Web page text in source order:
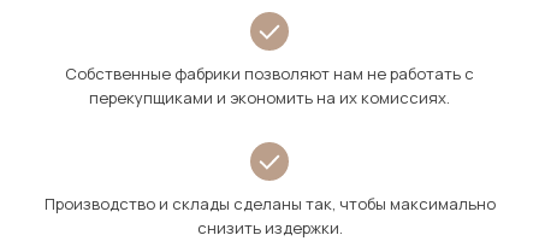
Собственные фабрики позволяют нам не работать с
перекупщиками и экономить на их комиссиях.
Производство и склады сделаны так, чтобы максимально
снизить издержки.